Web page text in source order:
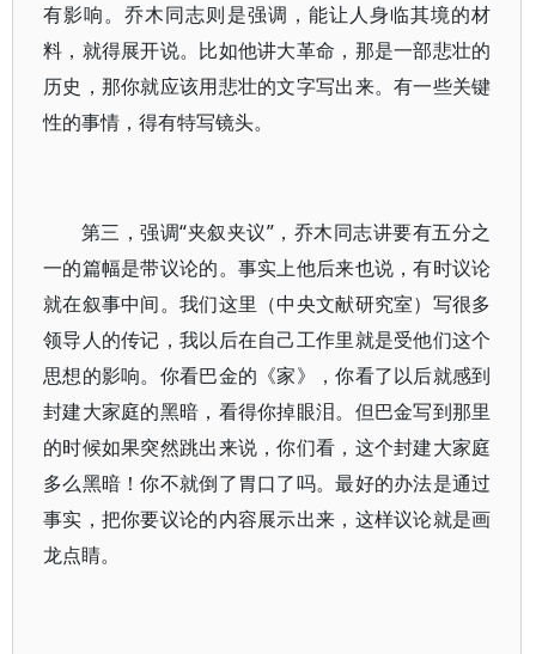
有影响。乔木同志则是强调，能让人身临其境的材
料，就得展开说。比如他讲大革命，那是一部悲壮的
历史，那你就应该用悲壮的文字写出来。有一些关键
性的事情，得有特写镜头。
第三，强调“夹叙夹议”，乔木同志讲要有五分之
一的篇幅是带议论的。事实上他后来也说，有时议论
就在叙事中间。我们这里（中央文献研究室）写很多
领导人的传记，我以后在自己工作里就是受他们这个
思想的影响。你看巴金的《家》，你看了以后就感到
封建大家庭的黑暗，看得你掉眼泪。但巴金写到那里
的时候如果突然跳出来说，你们看，这个封建大家庭
多么黑暗！你不就倒了胃口了吗。最好的办法是通过
事实，把你要议论的内容展示出来，这样议论就是画
龙点睛。